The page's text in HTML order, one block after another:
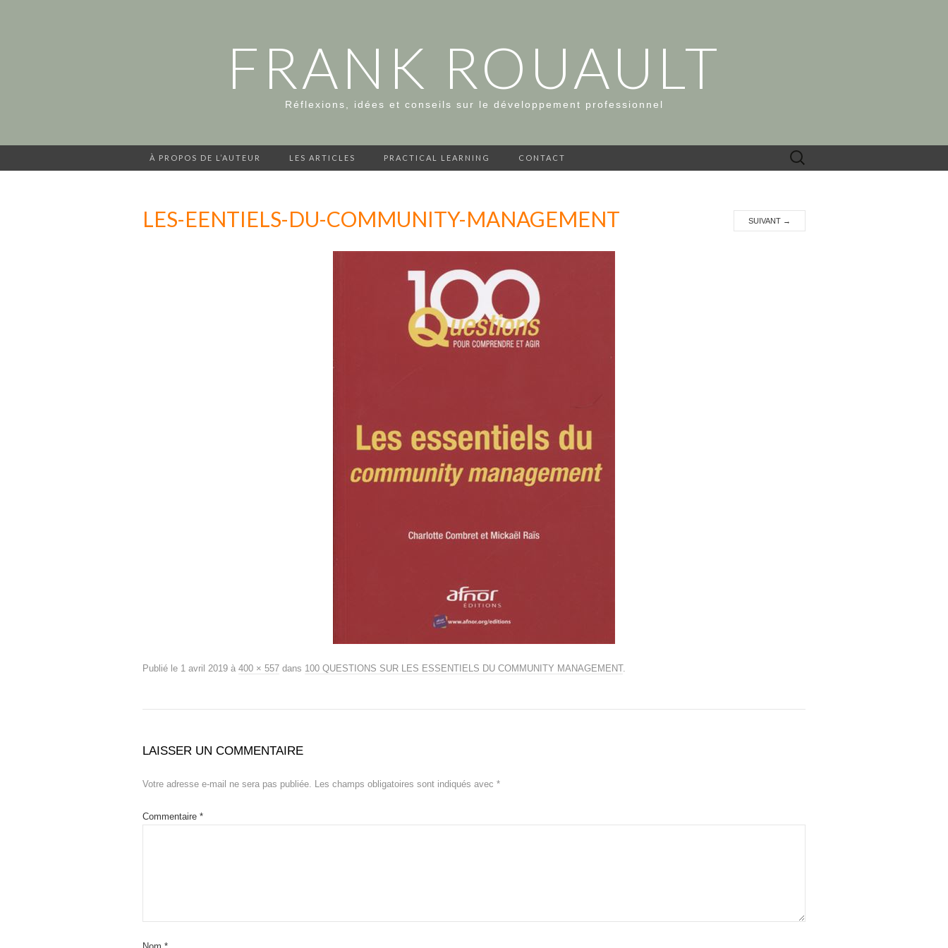
FRANK ROUAULT
Réflexions, idées et conseils sur le développement professionnel
À PROPOS DE L’AUTEUR LES ARTICLES PRACTICAL LEARNING CONTACT Rechercher :
LES-EENTIELS-DU-COMMUNITY-MANAGEMENT SUIVANT →
Publié le 1 avril 2019 à 400 × 557 dans 100 QUESTIONS SUR LES ESSENTIELS DU COMMUNITY MANAGEMENT.
LAISSER UN COMMENTAIRE
Votre adresse e-mail ne sera pas publiée. Les champs obligatoires sont indiqués avec *
Commentaire *